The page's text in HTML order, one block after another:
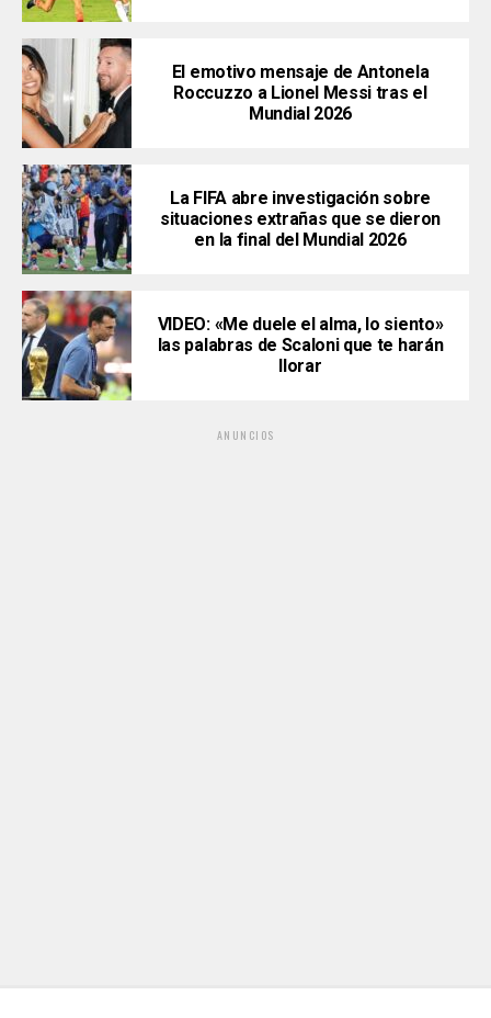
El emotivo mensaje de Antonela
Roccuzzo a Lionel Messi tras el
Mundial 2026
La FIFA abre investigación sobre
situaciones extrañas que se dieron
en la final del Mundial 2026
VIDEO: «Me duele el alma, lo siento»
las palabras de Scaloni que te harán
llorar
ANUNCIOS